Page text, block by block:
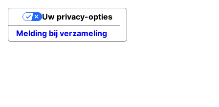
Melding bij verzameling
Uw privacy-opties